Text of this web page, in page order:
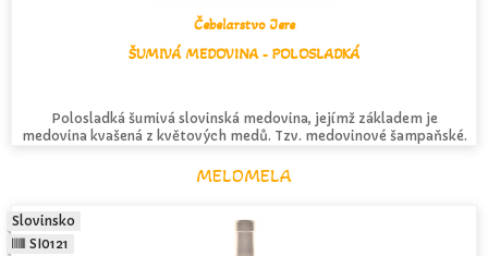
Čebelarstvo Jere
ŠUMIVÁ MEDOVINA - POLOSLADKÁ
Polosladká šumivá slovinská medovina, jejímž základem je
medovina kvašená z květových medů. Tzv. medovinové šampaňské.
MELOMELA
Slovinsko
SI0121